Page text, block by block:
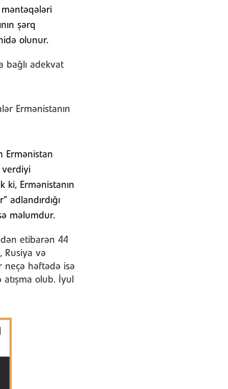
məntəqələri
şərq
olunur.
bağlı adekvat
Ermənistanın
Ermənistan
verdiyi
ki, Ermənistanın
adlandırdığı
məlumdur.
etibarən 44
Rusiya və
neçə həftədə isə
olub. İyul